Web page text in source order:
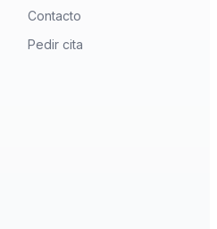
Contacto
Pedir cita